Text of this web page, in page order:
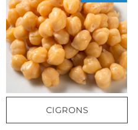
CIGRONS